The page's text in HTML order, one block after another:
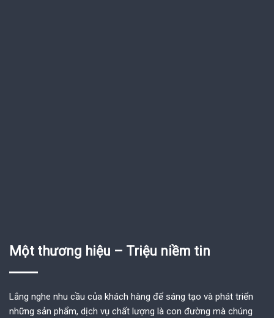
Một thương hiệu – Triệu niềm tin
Lắng nghe nhu cầu của khách hàng để sáng tạo và phát triển
những sản phẩm, dịch vụ chất lượng là con đường mà chúng